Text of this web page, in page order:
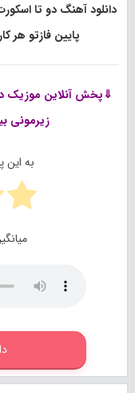
دانلود آهنگ دو تا
پایین فازتو هر
⇓پخش آنلاین موزیک
زیرمونی
به